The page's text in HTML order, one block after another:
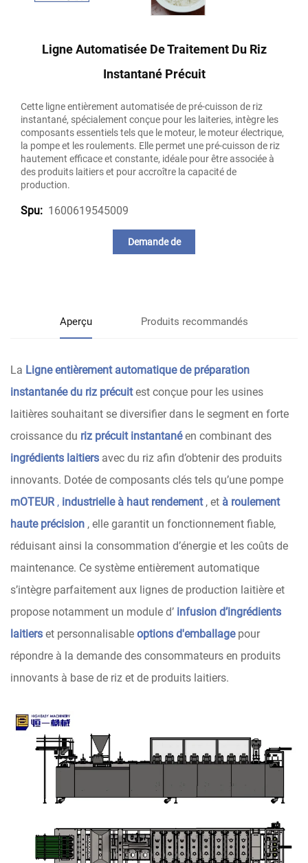
Ligne Automatisée De Traitement Du Riz
Instantané Précuit
Cette ligne entièrement automatisée de pré-cuisson de riz
instantané, spécialement conçue pour les laiteries, intègre les
composants essentiels tels que le moteur, le moteur électrique,
la pompe et les roulements. Elle permet une pré-cuisson de riz
hautement efficace et constante, idéale pour être associée à
des produits laitiers et pour accroître la capacité de
production.
Spu: 1600619545009
Demande de
Aperçu Produits recommandés
La Ligne entièrement automatique de préparation
instantanée du riz précuitest conçue pour les usines
laitières souhaitant se diversifier dans le segment en forte
croissance du riz précuit instantanéen combinant des
ingrédients laitiers avec du riz afin d’obtenir des produits
innovants. Dotée de composants clés tels qu’une pompe
mOTEUR , industrielle à haut rendement , et à roulement
haute précision , elle garantit un fonctionnement fiable,
réduisant ainsi la consommation d’énergie et les coûts de
maintenance. Ce système entièrement automatique
s’intègre parfaitement aux lignes de production laitière et
propose notamment un module d’ infusion d’ingrédients
laitiers et personnalisable options d'emballage pour
répondre à la demande des consommateurs en produits
innovants à base de riz et de produits laitiers.